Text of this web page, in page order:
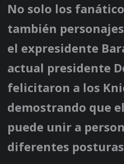
No solo los
también
el expresidente
actual presidente
felicitaron a los
demostrando que
puede unir a
diferentes